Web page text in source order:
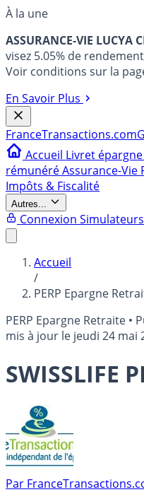
À la une
ASSURANCE-VIE LUCYA
visez 5.05% de
Voir conditions sur la
En Savoir Plus
FranceTransactions.com
Accueil Livret épargne
rémunéréAssurance-Vie
Impôts & Fiscalité
Autres...
Connexion Simulateurs
Accueil
/
PERP Epargne
PERP Epargne Retraite •
mis à jour le jeudi 24 mai
SWISSLIFE
Par